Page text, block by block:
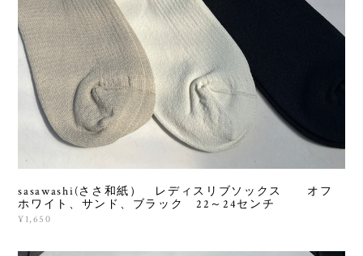
sasawashi(ささ和紙） レディスリブソックス オフ
ホワイト、サンド、ブラック 22～24センチ
¥1,650